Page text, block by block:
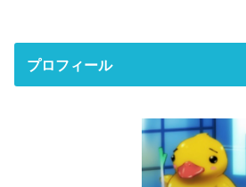
プロフィール